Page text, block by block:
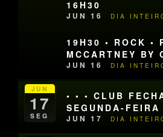
16H30
JUN 16 DIA
19H30 • ROCK •
MCCARTNEY BY
JUN 16 DIA
JUN
17
SEG
• • • CLUB
SEGUNDA-FEIRA
JUN 17 DIA